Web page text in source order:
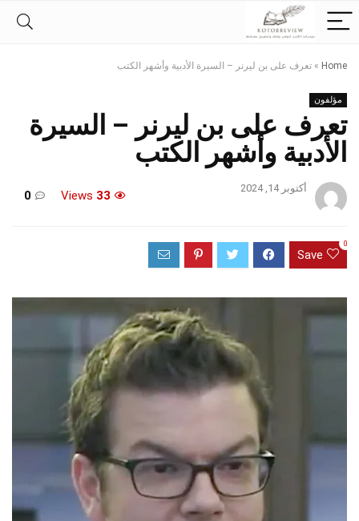
Home
» تعرف على بن ليرنر – السيرة الأدبية وأشهر الكتب
مؤلفون
تعرف على بن ليرنر – السيرة
الأدبية وأشهر الكتب
أكتوبر 14, 2024
33
0
Save
0